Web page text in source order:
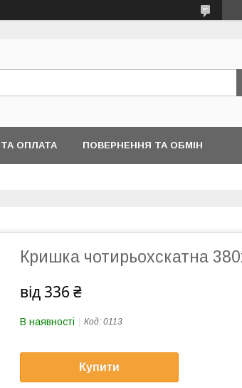
ОПЛАТА ПОВЕРНЕННЯ ТА ОБМІН
Кришка чотирьохскатна
від 336 ₴
В наявності Код: 0113
Купити